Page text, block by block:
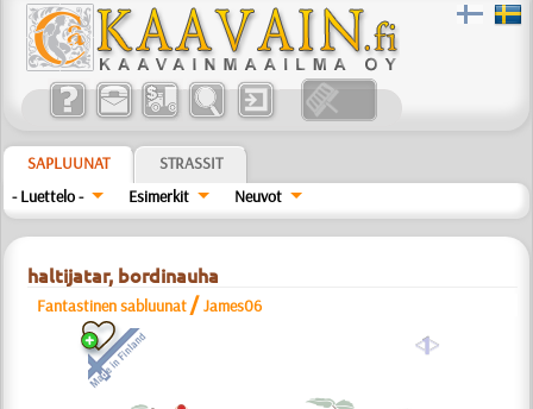
SAPLUUNAT
STRASSIT
- Luettelo -
Esimerkit Neuvot
haltijatar, bordinauha
Fantastinen sabluunat /James06
a